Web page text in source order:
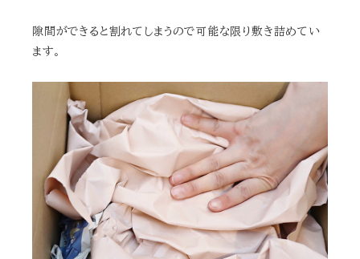
隙間ができると割れてしまうので可能な限り敷き詰めてい
ます。